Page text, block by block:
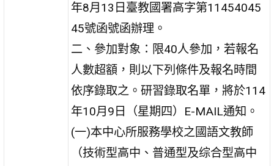
年8月13日臺教國署高字第11454045
45號函號函辦理。
二、參加對象：限40人參加，若報名
人數超額，則以下列條件及報名時間
依序錄取之。研習錄取名單，將於114
年10月9日（星期四）E-MAIL通知。
(一)本中心所服務學校之國語文教師
（技術型高中、普通型及综合型高中